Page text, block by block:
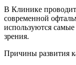
В Клинике
современной
используются
зрения.
Причины развития